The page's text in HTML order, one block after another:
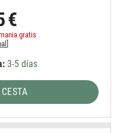
€
gratis
]
3-5 días